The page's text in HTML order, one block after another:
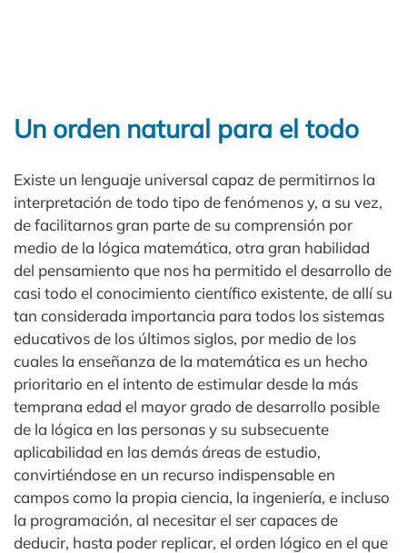
Un orden natural para el todo
Existe un lenguaje universal capaz de permitirnos la
interpretación de todo tipo de fenómenos y, a su vez,
de facilitarnos gran parte de su comprensión por
medio de la lógica matemática, otra gran habilidad
del pensamiento que nos ha permitido el desarrollo de
casi todo el conocimiento científico existente, de allí su
tan considerada importancia para todos los sistemas
educativos de los últimos siglos, por medio de los
cuales la enseñanza de la matemática es un hecho
prioritario en el intento de estimular desde la más
temprana edad el mayor grado de desarrollo posible
de la lógica en las personas y su subsecuente
aplicabilidad en las demás áreas de estudio,
convirtiéndose en un recurso indispensable en
campos como la propia ciencia, la ingeniería, e incluso
la programación, al necesitar el ser capaces de
deducir, hasta poder replicar, el orden lógico en el que